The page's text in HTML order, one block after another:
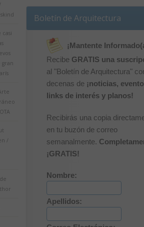
casi
gran
/
Boletín de Arquitectura
¡Mantente
Recibe GRATIS una
al "Boletín de Arquitectura"
decenas de ¡noticias,
links de interés y planos!
Recibirás una copia
en tu buzón de correo
semanalmente.
¡GRATIS!
Nombre:
Apellidos: